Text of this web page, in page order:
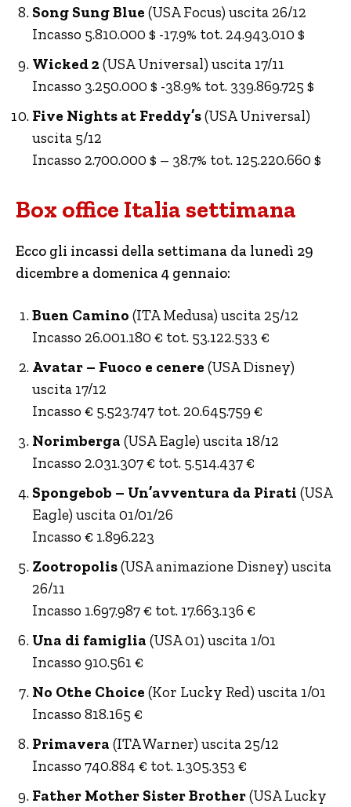
Song Sung Blue (USA Focus) uscita 26/12
Incasso 5.810.000 $ -17.9% tot. 24.943.010 $
Wicked 2(USA Universal) uscita 17/11
Incasso 3.250.000 $ -38.9% tot. 339.869.725 $
Five Nights at Freddy’s(USA Universal)
uscita 5/12
Incasso 2.700.000 $ – 38.7% tot. 125.220.660 $
Box office Italia settimana
Ecco gli incassi della settimana da lunedì 29
dicembre a domenica 4 gennaio:
Buen Camino (ITA Medusa) uscita 25/12
Incasso 26.001.180 € tot. 53.122.533 €
Avatar – Fuoco e cenere (USA Disney)
uscita 17/12
Incasso € 5.523.747 tot. 20.645.759 €
Norimberga (USA Eagle) uscita 18/12
Incasso 2.031.307 € tot. 5.514.437 €
Spongebob – Un’avventura da Pirati (USA
Eagle) uscita 01/01/26
Incasso € 1.896.223
Zootropolis(USA animazione Disney) uscita
26/11
Incasso 1.697.987 € tot. 17.663.136 €
Una di famiglia (USA 01) uscita 1/01
Incasso 910.561 €
No Othe Choice (Kor Lucky Red) uscita 1/01
Incasso 818.165 €
Primavera (ITA Warner) uscita 25/12
Incasso 740.884 € tot. 1.305.353 €
Father Mother Sister Brother(USA Lucky